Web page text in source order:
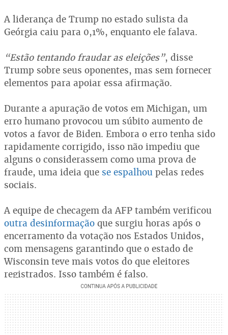
A liderança de Trump no estado sulista da
Geórgia caiu para 0,1%, enquanto ele falava.
“Estão tentando fraudar as eleições”, disse
Trump sobre seus oponentes, mas sem fornecer
elementos para apoiar essa afirmação.
Durante a apuração de votos em Michigan, um
erro humano provocou um súbito aumento de
votos a favor de Biden. Embora o erro tenha sido
rapidamente corrigido, isso não impediu que
alguns o considerassem como uma prova de
fraude, uma ideia que se espalhou pelas redes
sociais.
A equipe de checagem da AFP também verificou
outra desinformação que surgiu horas após o
encerramento da votação nos Estados Unidos,
com mensagens garantindo que o estado de
Wisconsin teve mais votos do que eleitores
registrados. Isso também é falso.